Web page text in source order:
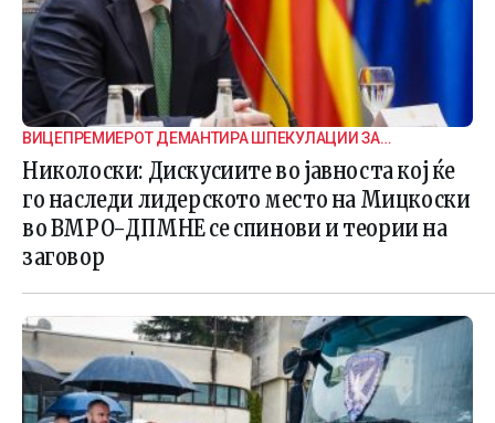
ВИЦЕПРЕМИЕРОТ ДЕМАНТИРА ШПЕКУЛАЦИИ ЗА
ВНАТРЕПАРТИСКИ ПОДЕЛБИ
Николоски: Дискусиите во јавноста кој ќе
го наследи лидерското место на Мицкоски
во ВМРО-ДПМНЕ се спинови и теории на
заговор